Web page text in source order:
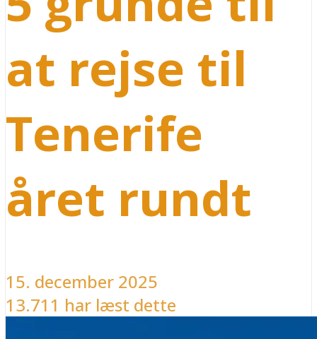
at rejse til
Tenerife
året rundt
15. december 2025
13.711 har læst dette